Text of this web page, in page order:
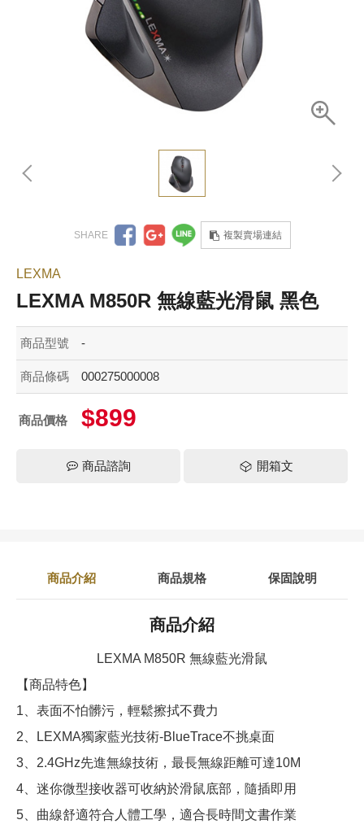
複製賣場連結
LEXMA
LEXMA M850R 無線藍光滑鼠 黑色
商品型號 -
商品條碼 000275000008
商品價格 $899
商品諮詢 開箱文
商品介紹 商品規格 保固說明
商品介紹
LEXMA M850R 無線藍光滑鼠
【商品特色】
1、表面不怕髒污，輕鬆擦拭不費力
2、LEXMA獨家藍光技術-BlueTrace不挑桌面
3、2.4GHz先進無線技術，最長無線距離可達10M
4、迷你微型接收器可收納於滑鼠底部，隨插即用
5、曲線舒適符合人體工學，適合長時間文書作業